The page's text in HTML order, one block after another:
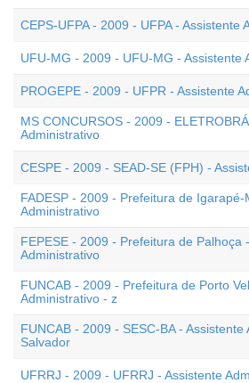
CEPS-UFPA - 2009 - UFPA - Assistente
UFU-MG - 2009 - UFU-MG - Assistente
PROGEPE - 2009 - UFPR - Assistente
MS CONCURSOS - 2009 -
Administrativo
CESPE - 2009 - SEAD-SE (FPH) -
FADESP - 2009 - Prefeitura de Igarapé-
Administrativo
FEPESE - 2009 - Prefeitura de Palhoça
Administrativo
FUNCAB - 2009 - Prefeitura de Porto
Administrativo - z
FUNCAB - 2009 - SESC-BA - Assistente
Salvador
UFRRJ - 2009 - UFRRJ - Assistente